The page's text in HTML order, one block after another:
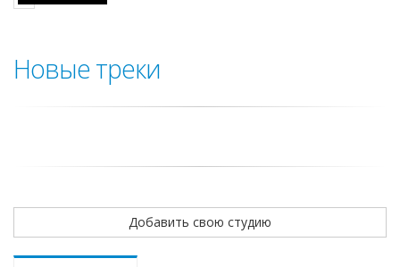
Новые треки
Добавить свою студию